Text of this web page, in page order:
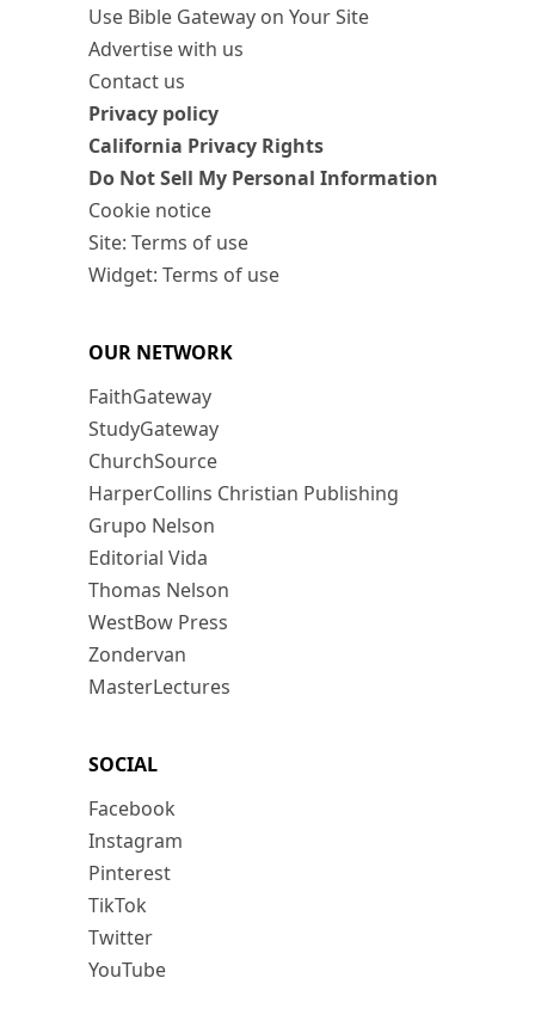
Use Bible Gateway on Your Site
Advertise with us
Contact us
Privacy policy
California Privacy Rights
Do Not Sell My Personal Information
Cookie notice
Site: Terms of use
Widget: Terms of use
OUR NETWORK
FaithGateway
StudyGateway
ChurchSource
HarperCollins Christian Publishing
Grupo Nelson
Editorial Vida
Thomas Nelson
WestBow Press
Zondervan
MasterLectures
SOCIAL
Facebook
Instagram
Pinterest
TikTok
Twitter
YouTube